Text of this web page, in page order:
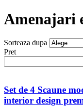
Amenajari
Sorteaza dupa
Pret
Set de 4 Scaune
interior design